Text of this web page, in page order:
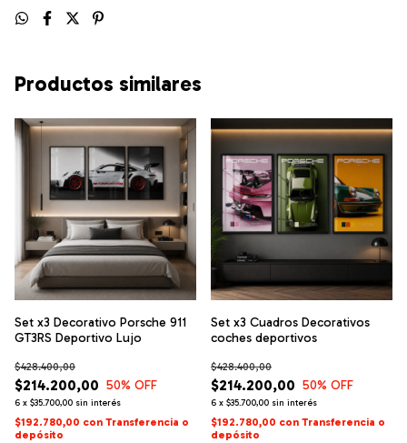
Productos similares
Set x3 Decorativo Porsche 911
GT3RS Deportivo Lujo
$214.200,00
$428.400,00
50% OFF
6 x $35.700,00 sin interés
$192.780,00 con Transferencia o
depósito
Set x3 Cuadros Decorativos
coches deportivos
$214.200,00
$428.400,00
50% OFF
6 x $35.700,00 sin interés
$192.780,00 con Transferencia o
depósito